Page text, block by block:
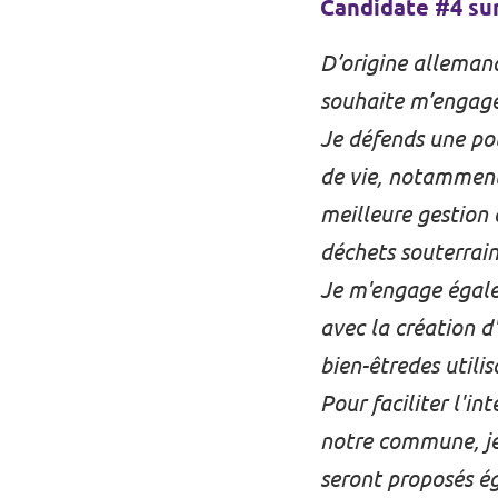
Candidate #4
D’origine
souhaite
Je défends une
de vie,
meilleure gestion
déchets
Je m'engage
avec la création
bien-êtredes
Pour faciliter
notre commune,
seront proposés